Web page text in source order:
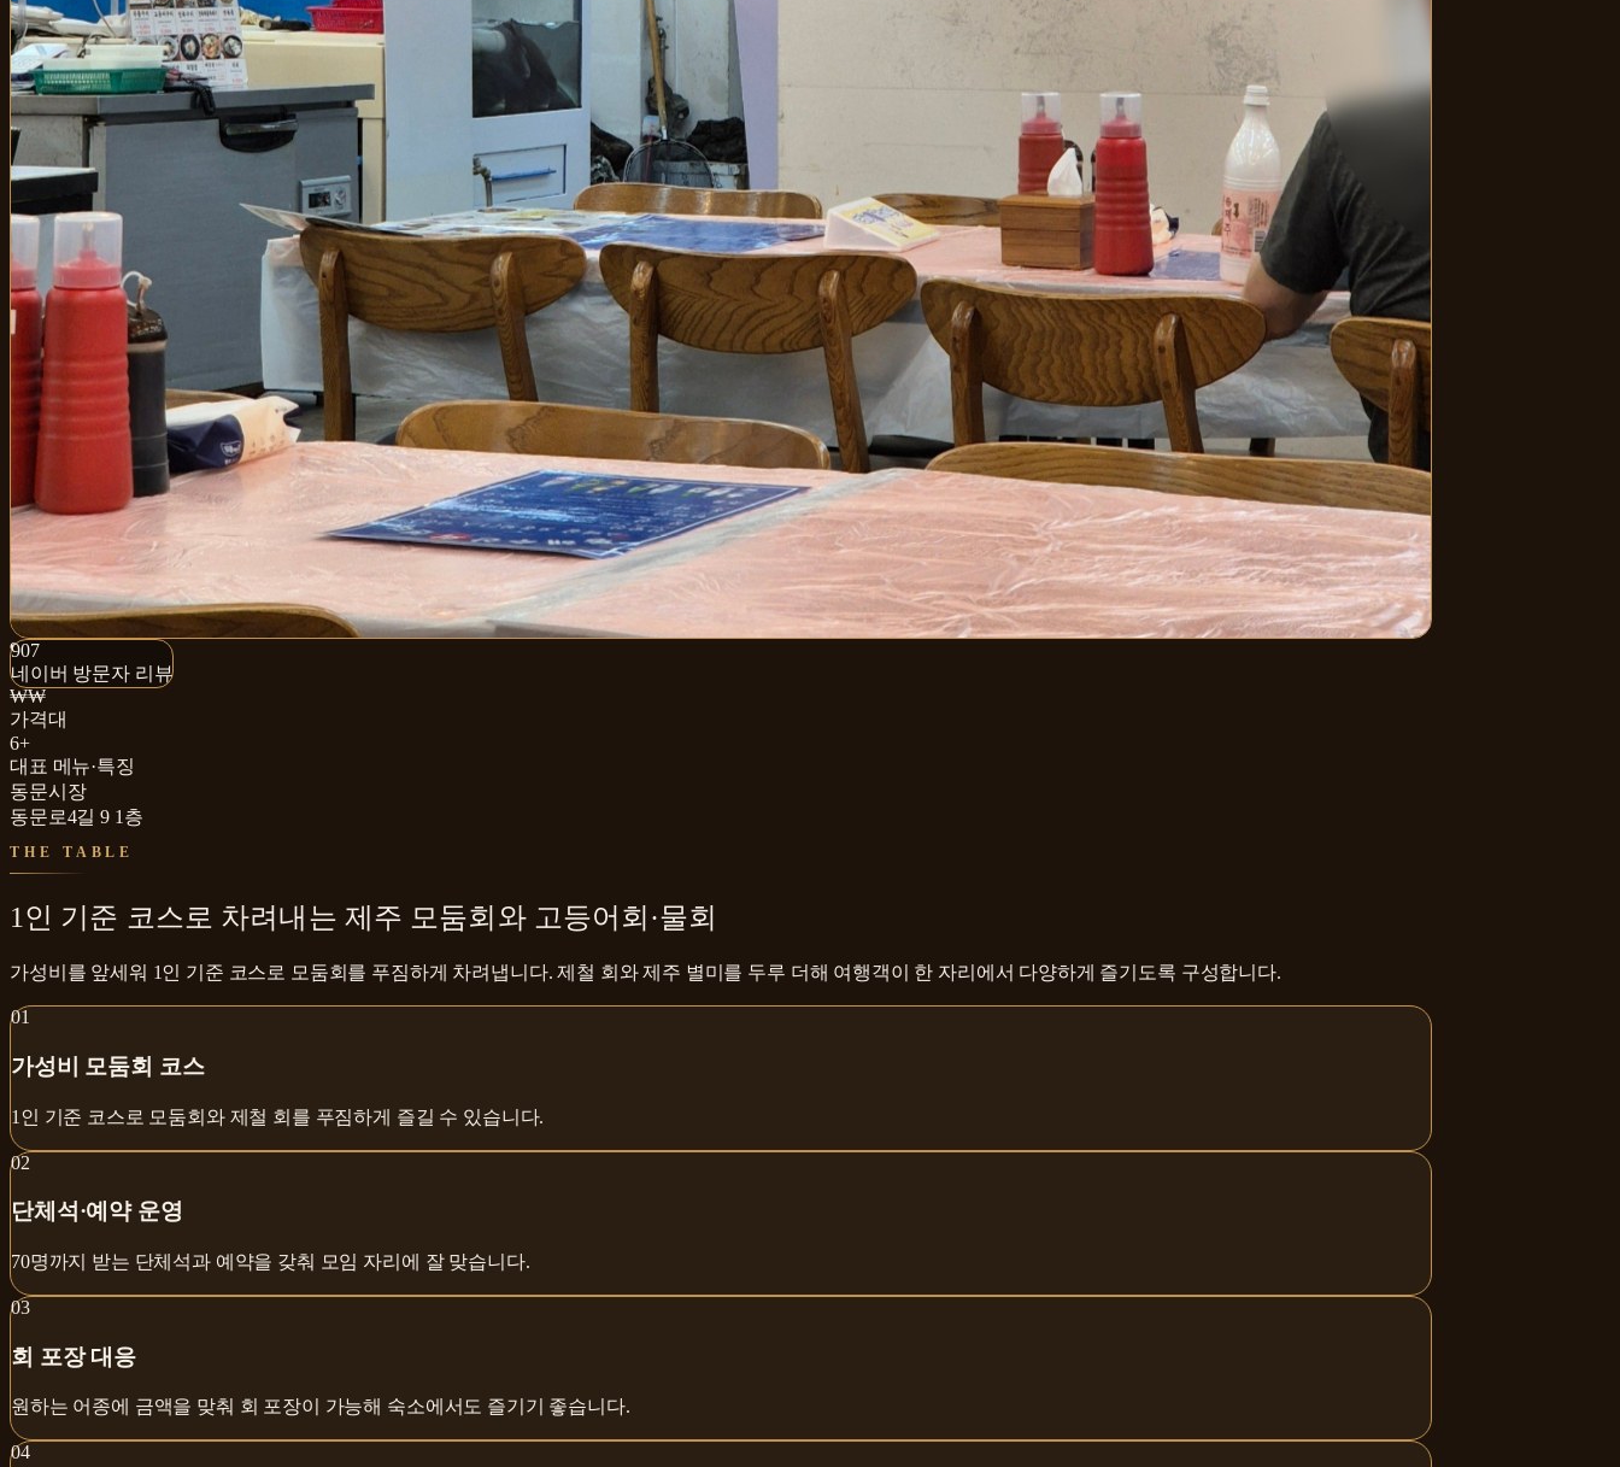
907
네이버 방문자 리뷰
907+
네이버 방문자 리뷰
₩₩
가격대
6+
대표 메뉴·특징
동문시장
동문로4길 9 1층
THE TABLE
1인 기준 코스로 차려내는 제주 모둠회와 고등어회·물회
가성비를 앞세워 1인 기준 코스로 모둠회를 푸짐하게 차려냅니다. 제철 회와 제주 별미를 두루 더해 여행객이 한 자리에서 다양하게 즐기도록 구성합니다.
01
가성비 모둠회 코스
1인 기준 코스로 모둠회와 제철 회를 푸짐하게 즐길 수 있습니다.
02
단체석·예약 운영
70명까지 받는 단체석과 예약을 갖춰 모임 자리에 잘 맞습니다.
03
회 포장 대응
원하는 어종에 금액을 맞춰 회 포장이 가능해 숙소에서도 즐기기 좋습니다.
04